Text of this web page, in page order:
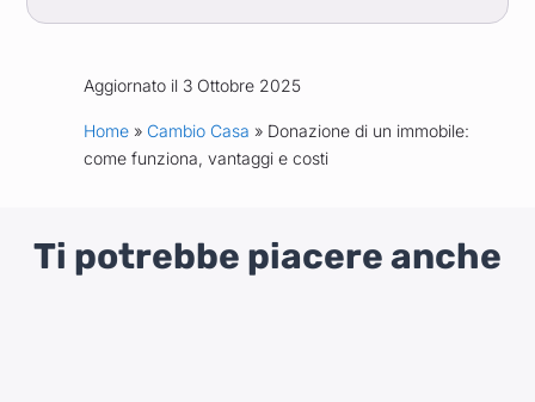
Aggiornato il 3 Ottobre 2025
Home» Cambio Casa » Donazione di un immobile:
come funziona, vantaggi e costi
Ti potrebbe piacere anche